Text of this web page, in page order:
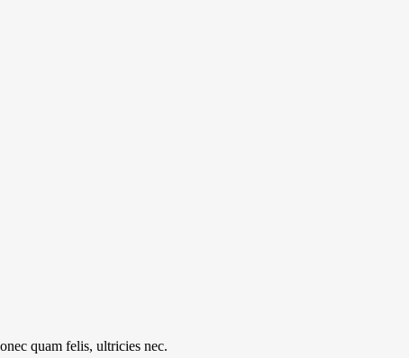
quam felis, ultricies nec.